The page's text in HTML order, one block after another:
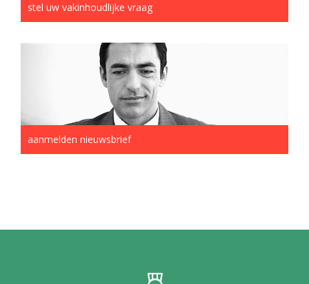
stel uw vakinhoudlijke vraag
aanmelden nieuwsbrief